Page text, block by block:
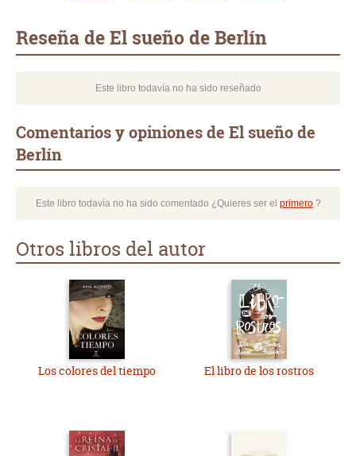
Reseña de El sueño de Berlín
Este libro todavía no ha sido reseñado
Comentarios y opiniones de El sueño de
Berlín
Este libro todavía no ha sido comentado ¿Quieres ser el primero?
Otros libros del autor
Los colores del tiempo El libro de los rostros